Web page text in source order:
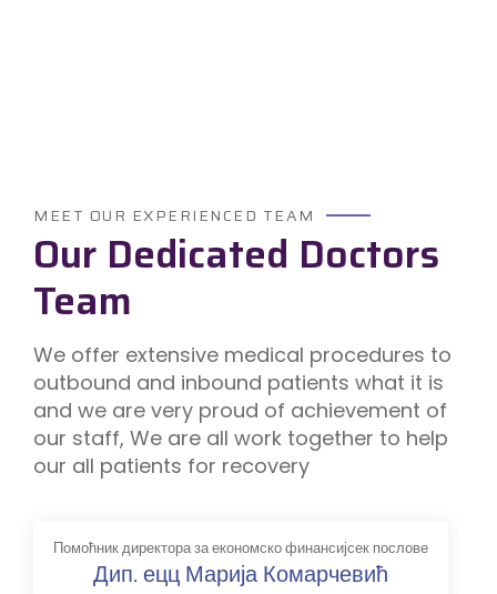
MEET OUR EXPERIENCED TEAM
Our Dedicated Doctors
Team
We offer extensive medical procedures to
outbound and inbound patients what it is
and we are very proud of achievement of
our staff, We are all work together to help
our all patients for recovery
Помоћник директора за економско финансијсек послове
Дип. ецц Марија Комарчевић